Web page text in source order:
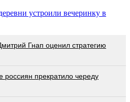
устроили вечеринку в
Гнап оценил стратегию
россиян прекратило череду